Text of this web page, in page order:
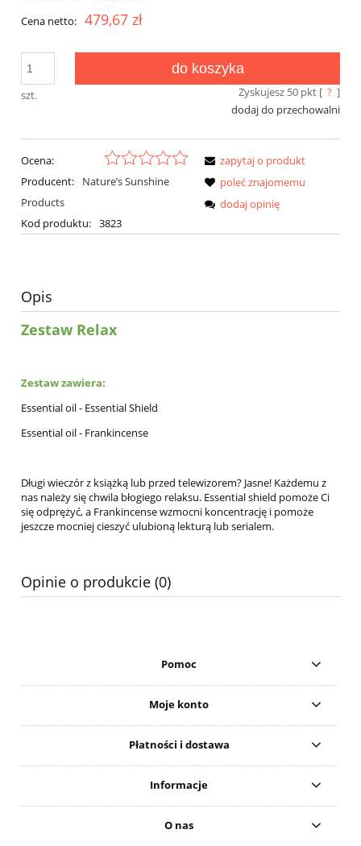
Cena netto: 479,67 zł
szt.
do koszyka
Zyskujesz 50pkt [ ? ]
dodaj do przechowalni
Ocena:
Producent:
Nature’s Sunshine
Products
Kod produktu: 3823
zapytaj o produkt
poleć znajomemu
dodaj opinię
Opis
Zestaw Relax
Zestaw zawiera:
Essential oil - Essential Shield
Essential oil - Frankincense
Długi wieczór z książką lub przed telewizorem? Jasne! Każdemu z
nas należy się chwila błogiego relaksu. Essential shield pomoże Ci
się odprężyć, a Frankincense wzmocni koncentrację i pomoże
jeszcze mocniej cieszyć ulubioną lekturą lub serialem.
Opinie o produkcie (0)
Pomoc
Moje konto
Płatności i dostawa
Informacje
O nas